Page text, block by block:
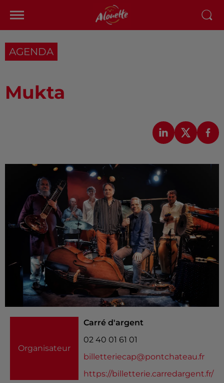
AGENDA
Mukta
Organisateur
Carré d'argent
02 40 01 61 01
billetteriecap@pontchateau.fr
https://billetterie.carredargent.fr/